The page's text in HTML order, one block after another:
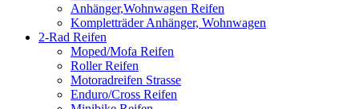
Anhänger,Wohnwagen Reifen
Kompletträder Anhänger, Wohnwagen
2-Rad Reifen
Moped/Mofa Reifen
Roller Reifen
Motoradreifen Strasse
Enduro/Cross Reifen